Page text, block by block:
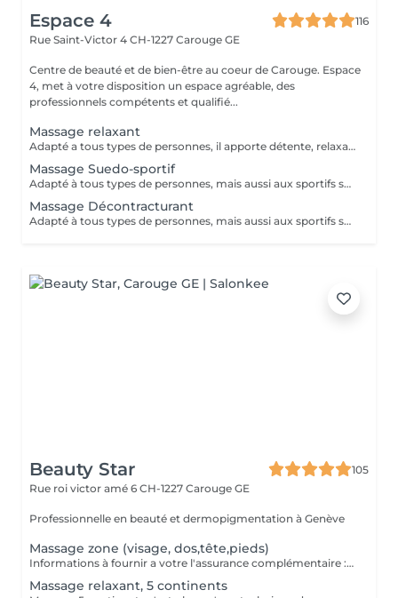
Espace 4
116
Rue Saint-Victor 4 CH-1227 Carouge GE
Centre de beauté et de bien-être au coeur de Carouge. Espace
4, met à votre disposition un espace agréable, des
professionnels compétents et qualifié...
Massage relaxant
Adapté a tous types de personnes, il apporte détente, relaxation ainsi qu'un relâchement global du corps
Massage Suedo-sportif
Adapté à tous types de personnes, mais aussi aux sportifs souhaitant améliorer leur récupération musculaire lors d'une préparation sportive. Plus tonique dans les manuvres, il draine et apporte confort musculaire tout en permettant de maintenir un volume d'entraînement optimal.
Massage Décontracturant
Adapté à tous types de personnes, mais aussi aux sportifs souhaitant améliorer leur récupération musculaire lors d'une préparation sportive. Plus tonique dans les manuvres, il draine et apporte confort musculaire tout en permettant de maintenir un volume d'entraînement optimal.
Beauty Star
105
Rue roi victor amé 6 CH-1227 Carouge GE
Professionnelle en beauté et dermopigmentation à Genève
Massage zone (visage, dos,tête,pieds)
Informations à fournir a votre l'assurance complémentaire : Numéro Asca : RCC F 429062 Maria Santoro levita
Massage relaxant, 5 continents